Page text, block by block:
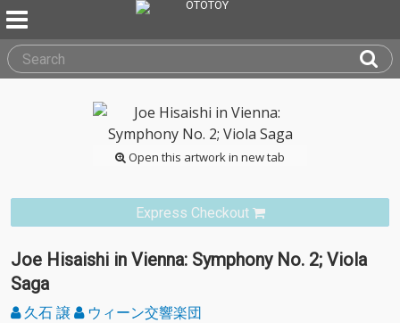
Open this artwork in new tab
Express Checkout
Joe Hisaishi in Vienna: Symphony No. 2; Viola
Saga
久石 譲 ウィーン交響楽団